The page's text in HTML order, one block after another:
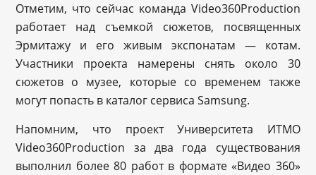
Отметим, что сейчас команда Video360Production
работает над съемкой сюжетов, посвященных
Эрмитажу и его живым экспонатам — котам.
Участники проекта намерены снять около 30
сюжетов о музее, которые со временем также
могут попасть в каталог сервиса Samsung.
Напомним, что проект Университета ИТМО
Video360Production за два года существования
выполнил более 80 работ в формате «Видео 360»